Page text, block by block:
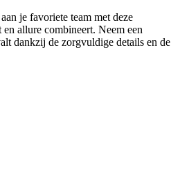
je favoriete team met deze
allure combineert. Neem een
dankzij de zorgvuldige details en de